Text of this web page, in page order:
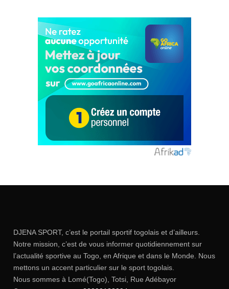
DJENA SPORT, c’est le portail sportif togolais et d’ailleurs.
Notre mission, c’est de vous informer quotidiennement sur
l’actualité sportive au Togo, en Afrique et dans le Monde. Nous
mettons un accent particulier sur le sport togolais.
Nous sommes à Lomé(Togo), Totsi, Rue Adébayor